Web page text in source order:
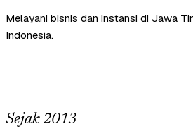
Melayani bisnis dan instansi di Jawa
Indonesia.
Sejak 2013